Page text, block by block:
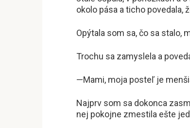
okolo pása a ticho povedala,
Opýtala som sa, čo sa stalo,
Trochu sa zamyslela a
—Mami, moja posteľ je
Najprv som sa dokonca
nej pokojne zmestila ešte